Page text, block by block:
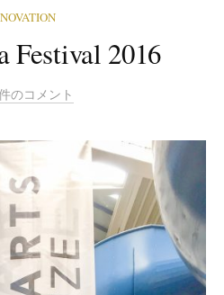
つ
い
て
Festival 2016
のコメント